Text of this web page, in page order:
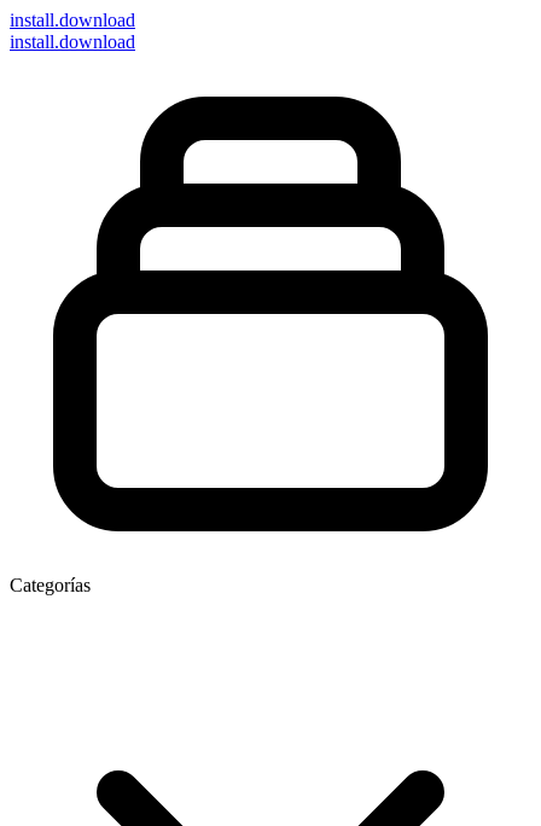
install.download
install.download
Categorías